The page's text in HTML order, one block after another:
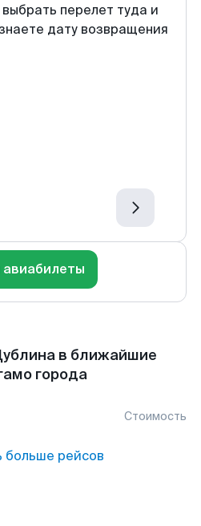
перелет туда и
дату возвращения
в ближайшие
города
Стоимость
больше рейсов